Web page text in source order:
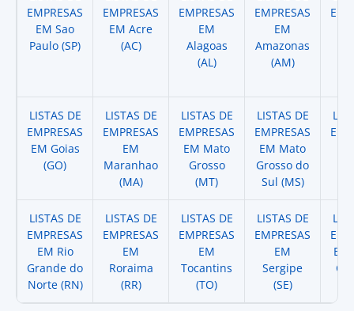
EMPRESAS
EM Sao
Paulo (SP)
EMPRESAS
EM Acre
(AC)
EMPRESAS
EM
Alagoas
(AL)
EMPRESAS
EM
Amazonas
(AM)
LISTAS DE
EMPRESAS
EM Goias
(GO)
LISTAS DE
EMPRESAS
EM
Maranhao
(MA)
LISTAS DE
EMPRESAS
EM Mato
Grosso
(MT)
LISTAS DE
EMPRESAS
EM Mato
Grosso do
Sul (MS)
LISTAS DE
EMPRESAS
EM Rio
Grande do
Norte (RN)
LISTAS DE
EMPRESAS
EM
Roraima
(RR)
LISTAS DE
EMPRESAS
EM
Tocantins
(TO)
LISTAS DE
EMPRESAS
EM
Sergipe
(SE)
EM